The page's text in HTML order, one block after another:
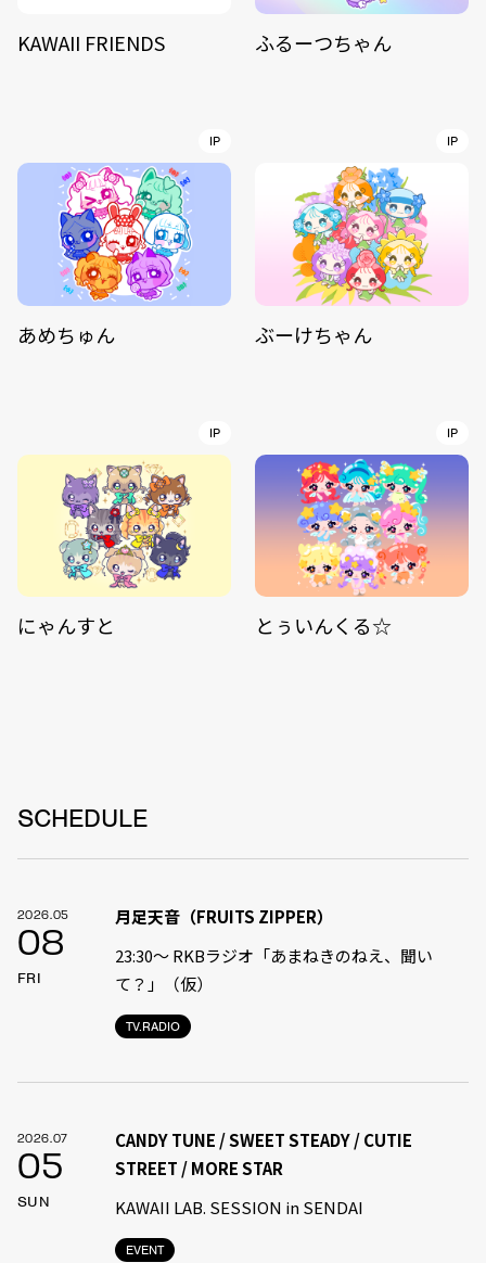
KAWAII FRIENDS ふるーつちゃん
IP
あめちゅん
IP
ぶーけちゃん
IP
にゃんすと
IP
とぅいんくる☆
SCHEDULE
2026.05
08
FRI
TV.RADIO
月足天音（FRUITS ZIPPER）
23:30〜 RKBラジオ「あまねきのねえ、聞い
て？」（仮）
2026.07
05
SUN
EVENT
CANDY TUNE / SWEET STEADY / CUTIE
STREET / MORE STAR
KAWAII LAB. SESSION in SENDAI